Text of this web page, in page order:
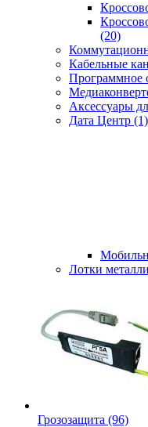
(20)
Кабельные
Программное
Аксессуары
Дата Центр (1)
Лотки
Грозозащита (96)